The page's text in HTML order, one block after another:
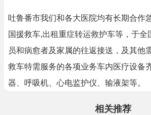
吐鲁番市我们和各大医院均有长期合作
国援救车,出租重症转运救护车等，于全
员和病愈者及家属的往返接送，及其他
救车特需服务的各项业务车内医疗设备
器、呼吸机、心电监护仪、输液架等。
相关推荐